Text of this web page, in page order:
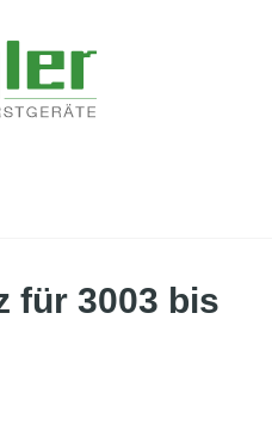
für 3003 bis